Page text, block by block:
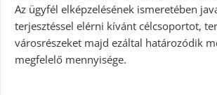
Az ügyfél elképzelésének ismeretében
terjesztéssel elérni kívánt célcsoportot,
városrészeket majd ezáltal határozódik
megfelelő mennyisége.